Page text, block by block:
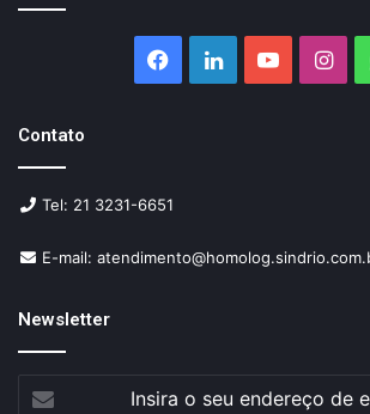
Facebook
LinkedinYouTube
Contato
Tel: 21 3231-6651
E-mail:
Newsletter